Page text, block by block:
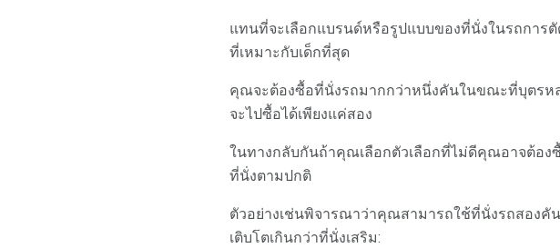
แทนที่จะเลือกแบรนด์หรือรูปแบบของที่นั่งในรถการ
ที่เหมาะกับเด็กที่สุด
คุณจะต้องซื้อที่นั่งรถมากกว่าหนึ่งคันในขณะที่บุตรห
จะไปซื้อได้เพียงแค่สอง
ในทางกลับกันถ้าคุณเลือกตัวเลือกที่ไม่ดีคุณอาจต้อ
ที่นั่งตามปกติ
ตัวอย่างเช่นพิจารณาว่าคุณสามารถใช้ที่นั่งรถสองคั
เติบโตเกินกว่าที่นั่งเสริม: